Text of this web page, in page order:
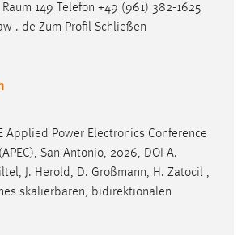
Raum 149 Telefon +49 (961) 382-1625
. de Zum Profil Schließen
Applied Power Electronics Conference
San Antonio, 2026, DOI A.
J. Herold, D. Großmann, H. Zatocil ,
skalierbaren, bidirektionalen